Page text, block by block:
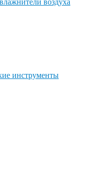
воздуха
инструменты